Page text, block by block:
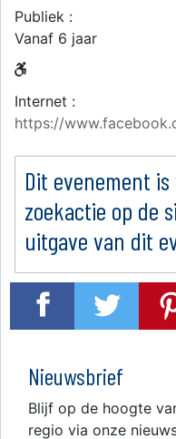
Publiek :
Vanaf 6 jaar
Internet :
https://
Dit evenement
zoekactie op de
uitgave van dit
Nieuwsbrief
Blijf op de hoogte
regio via onze